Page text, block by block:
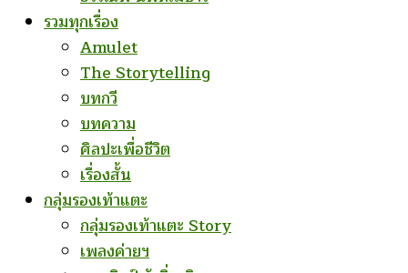
รวมทุกเรื่อง
Amulet
The Storytelling
บทกวี
บทความ
ศิลปะเพื่อชีวิต
เรื่องสั้น
กลุ่มรองเท้าแตะ
กลุ่มรองเท้าแตะ Story
เพลงค่ายฯ